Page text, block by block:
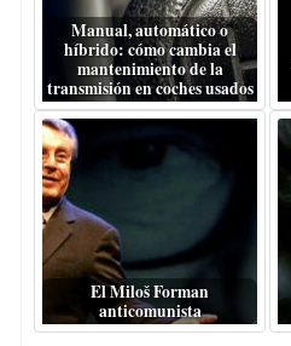
Manual, automático o
híbrido: cómo cambia el
mantenimiento de la
transmisión en coches usados
El Miloš Forman
anticomunista